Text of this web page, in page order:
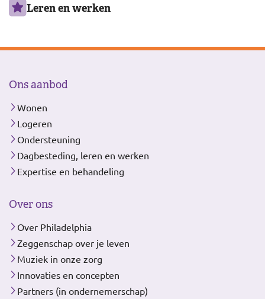
Leren en werken
Ons aanbod
Wonen
Logeren
Ondersteuning
Dagbesteding, leren en werken
Expertise en behandeling
Over ons
Over Philadelphia
Zeggenschap over je leven
Muziek in onze zorg
Innovaties en concepten
Partners (in ondernemerschap)